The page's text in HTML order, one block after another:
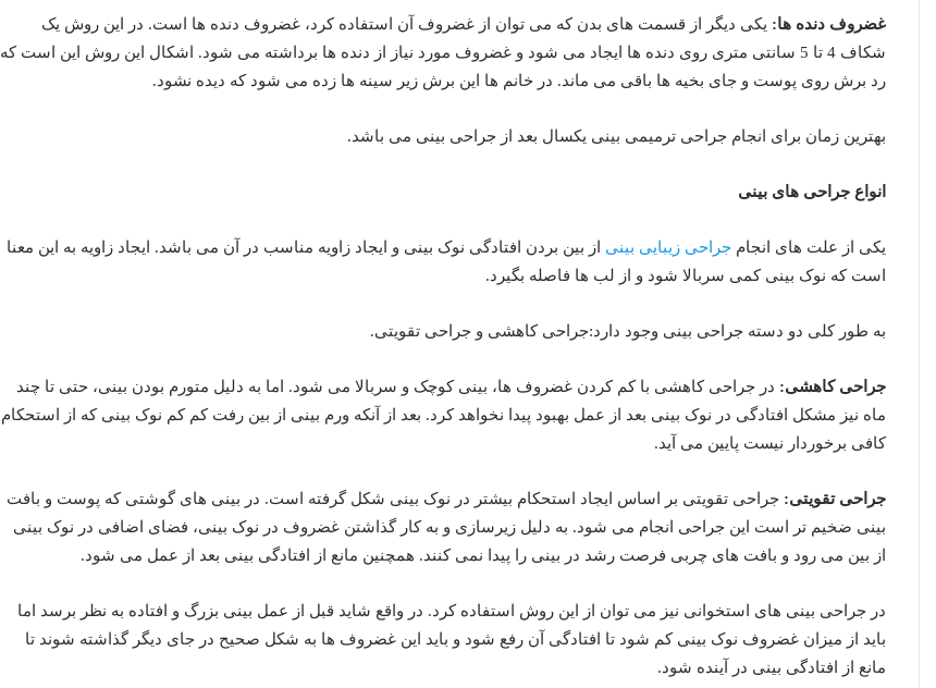
غضروف دنده ها: یکی دیگر از قسمت های بدن که می توان از غضروف آن استفاده کرد، غضروف دنده ها است. در این روش یک
شکاف 4 تا 5 سانتی متری روی دنده ها ایجاد می شود و غضروف مورد نیاز از دنده ها برداشته می شود. اشکال این روش این است که
رد برش روی پوست و جای بخیه ها باقی می ماند. در خانم ها این برش زیر سینه ها زده می شود که دیده نشود.
بهترین زمان برای انجام جراحی ترمیمی بینی یکسال بعد از جراحی بینی می باشد.
انواع جراحی های بینی
یکی از علت های انجام جراحی زیبایی بینی از بین بردن افتادگی نوک بینی و ایجاد زاویه مناسب در آن می باشد. ایجاد زاویه به این معنا
است که نوک بینی کمی سربالا شود و از لب ها فاصله بگیرد.
به طور کلی دو دسته جراحی بینی وجود دارد:جراحی کاهشی و جراحی تقویتی.
جراحی کاهشی: در جراحی کاهشی با کم کردن غضروف ها، بینی کوچک و سربالا می شود. اما به دلیل متورم بودن بینی، حتی تا چند
ماه نیز مشکل افتادگی در نوک بینی بعد از عمل بهبود پیدا نخواهد کرد. بعد از آنکه ورم بینی از بین رفت کم کم نوک بینی که از استحکام
کافی برخوردار نیست پایین می آید.
جراحی تقویتی: جراحی تقویتی بر اساس ایجاد استحکام بیشتر در نوک بینی شکل گرفته است. در بینی های گوشتی که پوست و بافت
بینی ضخیم تر است این جراحی انجام می شود. به دلیل زیرسازی و به کار گذاشتن غضروف در نوک بینی، فضای اضافی در نوک بینی
از بین می رود و بافت های چربی فرصت رشد در بینی را پیدا نمی کنند. همچنین مانع از افتادگی بینی بعد از عمل می شود.
در جراحی بینی های استخوانی نیز می توان از این روش استفاده کرد. در واقع شاید قبل از عمل بینی بزرگ و افتاده به نظر برسد اما
باید از میزان غضروف نوک بینی کم شود تا افتادگی آن رفع شود و باید این غضروف ها به شکل صحیح در جای دیگر گذاشته شوند تا
مانع از افتادگی بینی در آینده شود.